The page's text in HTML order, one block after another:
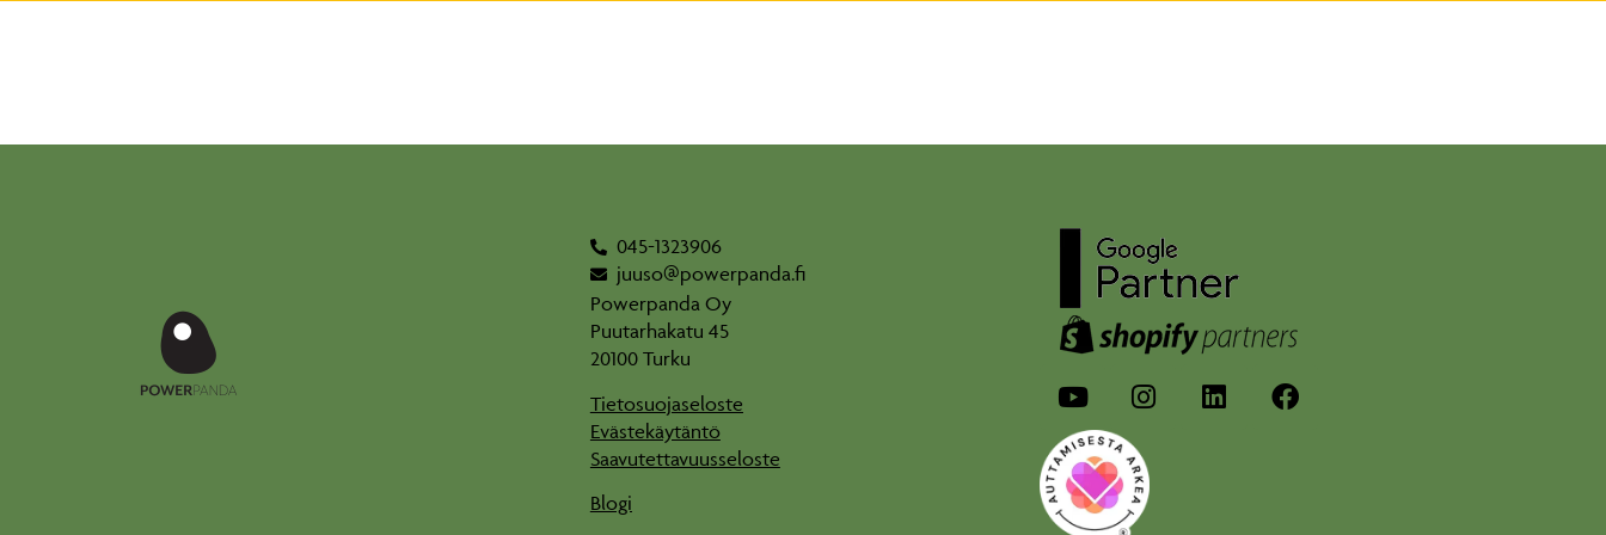
045-1323906
juuso@powerpanda.fi
Powerpanda Oy
Puutarhakatu 45
20100 Turku
Tietosuojaseloste
Evästekäytäntö
Saavutettavuusseloste
Blogi